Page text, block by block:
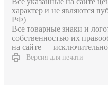
характер и не являются
РФ)
Все товарные знаки и
собственностью их
на сайте —
Версия для печати